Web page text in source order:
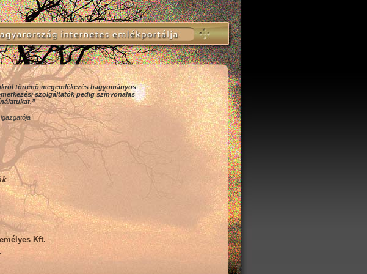
történő megemlékezés hagyományos
szolgáltatók pedig színvonalas
Kft.